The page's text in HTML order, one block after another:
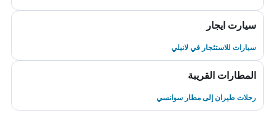
سيارت ايجار
سيارات للاستئجار في لانيلي
المطارات القريبة
رحلات طيران إلى مطار سوانسي